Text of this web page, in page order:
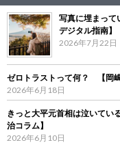
写真に埋まっ
デジタル指南】
2026年7月22日
ゼロトラストって何？ 【岡
2026年6月18日
きっと大平元首相は泣いて
治コラム】
2026年6月10日